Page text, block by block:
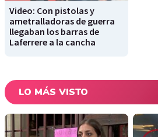
Video: Con pistolas y
ametralladoras de guerra
llegaban los barras de
Laferrere a la cancha
LO MÁS VISTO